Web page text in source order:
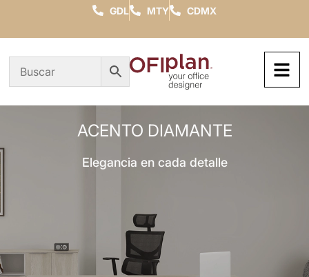
GDL MTY CDMX
ACENTO DIAMANTE
Elegancia en cada detalle